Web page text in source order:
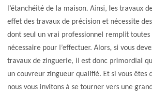
l’étanchéité de la maison. Ainsi, les travaux
effet des travaux de précision et nécessite
dont seul un vrai professionnel remplit toutes
nécessaire pour l’effectuer. Alors, si vous
travaux de zinguerie, il est donc primordial
un couvreur zingueur qualifié. Et si vous êtes
nous vous invitons à se tourner vers une